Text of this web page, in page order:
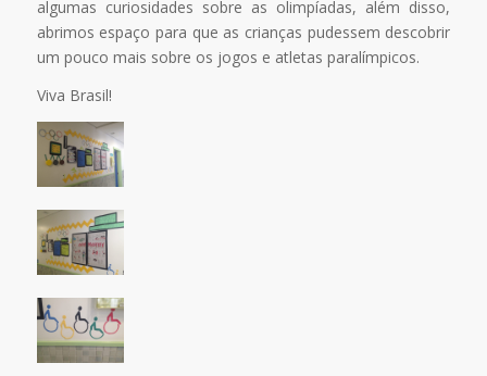
algumas curiosidades sobre as olimpíadas, além disso,
abrimos espaço para que as crianças pudessem descobrir
um pouco mais sobre os jogos e atletas paralímpicos.
Viva Brasil!